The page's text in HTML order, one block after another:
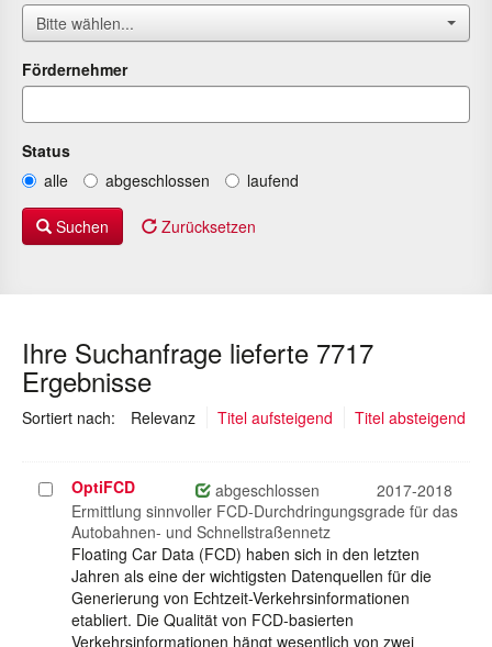
Bitte wählen...
Fördernehmer
Status
alle
abgeschlossen laufend
Suchen Zurücksetzen
Ihre Suchanfrage lieferte 7717
Ergebnisse
Sortiert nach: Relevanz(ausgewählt)
Titel aufsteigend Titel absteigend
Projekt
auswählen
OptiFCD abgeschlossen
2017-2018
Ermittlung sinnvoller FCD-Durchdringungsgrade für das
Autobahnen- und Schnellstraßennetz
Floating Car Data (FCD) haben sich in den letzten
Jahren als eine der wichtigsten Datenquellen für die
Generierung von Echtzeit-Verkehrsinformationen
etabliert. Die Qualität von FCD-basierten
Verkehrsinformationen hängt wesentlich von zwei